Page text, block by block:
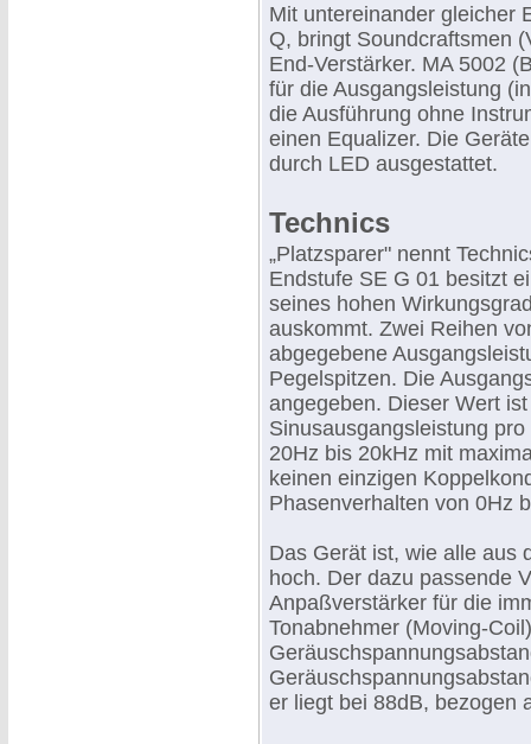
Mit untereinander gleicher
Q, bringt Soundcraftsmen
End-Verstärker. MA 5002
für die Ausgangsleistung
die Ausführung ohne
einen Equalizer. Die
durch LED ausgestattet.
Technics
„Platzsparer" nennt
Endstufe SE G 01 besitzt
seines hohen
auskommt. Zwei Reihen
abgegebene
Pegelspitzen. Die
angegeben. Dieser Wert
Sinusausgangsleistung
20Hz bis 20kHz mit
keinen einzigen
Phasenverhalten von 0Hz
Das Gerät ist, wie alle aus
hoch. Der dazu passende
Anpaßverstärker für die
Tonabnehmer (Moving-
er liegt bei 88dB, bezogen